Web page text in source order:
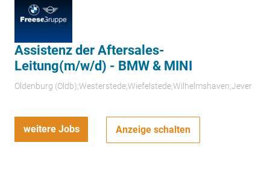
Assistenz der Aftersales-
Leitung(m/w/d) - BMW & MINI
Oldenburg (Oldb);Westerstede;Wiefelstede;Wilhelmshaven;Jever
weitere Jobs Anzeige schalten